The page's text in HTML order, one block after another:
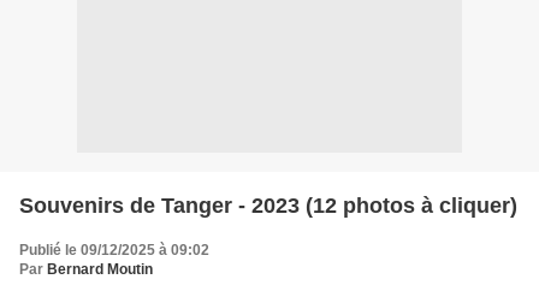
Souvenirs de Tanger - 2023 (12 photos à cliquer)
Publié le 09/12/2025 à 09:02
Par Bernard Moutin